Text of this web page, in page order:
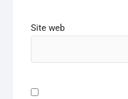
Site web